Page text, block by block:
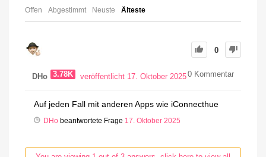
Offen Abgestimmt Neuste Älteste
0
DHo 3.78K veröffentlicht 17. Oktober 20250 Kommentar
Auf jeden Fall mit anderen Apps wie iConnecthue
DHo beantwortete Frage 17. Oktober 2025